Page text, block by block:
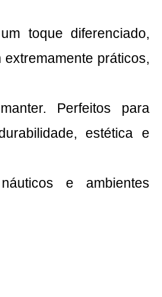
toque diferenciado,
práticos,
Perfeitos para
estética e
e ambientes